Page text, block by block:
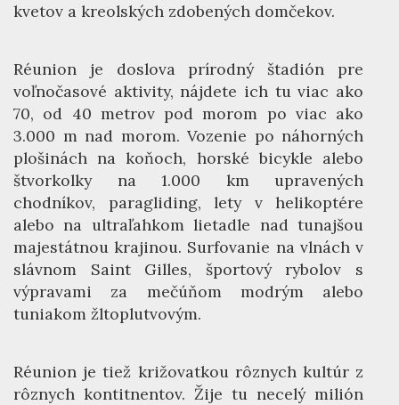
kvetov a kreolských zdobených domčekov.
Réunion je doslova prírodný štadión pre
voľnočasové aktivity, nájdete ich tu viac ako
70, od 40 metrov pod morom po viac ako
3.000 m nad morom. Vozenie po náhorných
plošinách na koňoch, horské bicykle alebo
štvorkolky na 1.000 km upravených
chodníkov, paragliding, lety v helikoptére
alebo na ultraľahkom lietadle nad tunajšou
majestátnou krajinou. Surfovanie na vlnách v
slávnom Saint Gilles, športový rybolov s
výpravami za mečúňom modrým alebo
tuniakom žltoplutvovým.
Réunion je tiež križovatkou rôznych kultúr z
rôznych kontitnentov. Žije tu necelý milión